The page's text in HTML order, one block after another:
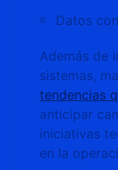
Datos
Además de
sistemas,
tendencias
anticipar
iniciativas
en la